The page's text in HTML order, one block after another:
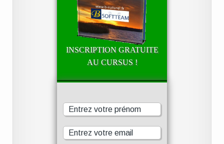
INSCRIPTION GRATUITE
AU CURSUS !